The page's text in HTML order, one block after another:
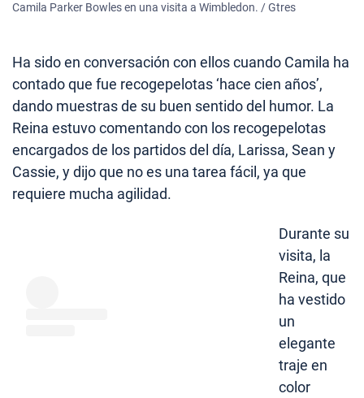
Camila Parker Bowles en una visita a Wimbledon. / Gtres
Ha sido en conversación con ellos cuando Camila ha
contado que fue recogepelotas ‘hace cien años’,
dando muestras de su buen sentido del humor. La
Reina estuvo comentando con los recogepelotas
encargados de los partidos del día, Larissa, Sean y
Cassie, y dijo que no es una tarea fácil, ya que
requiere mucha agilidad.
Durante su
visita, la
Reina, que
ha vestido
un
elegante
traje en
color